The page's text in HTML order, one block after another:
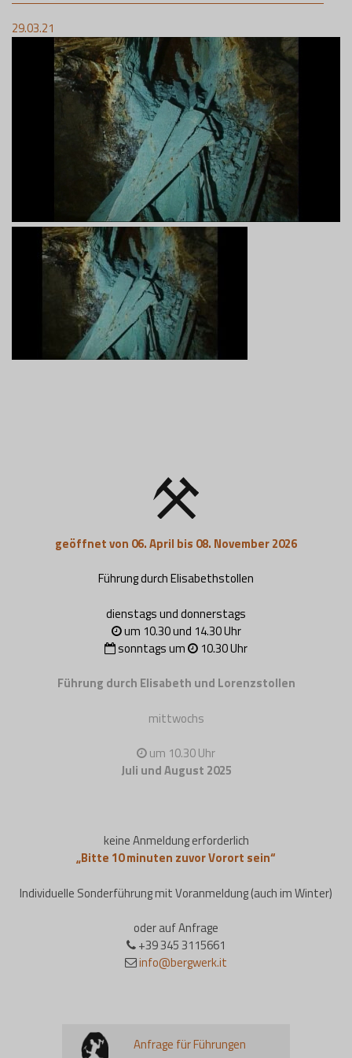
29.03.21
geöffnet von 06. April bis 08. November 2026
Führung durch Elisabethstollen
dienstags und donnerstags
um 10.30 und 14.30 Uhr
sonntags um
10.30 Uhr
Führung durch Elisabeth und Lorenzstollen
mittwochs
um 10.30 Uhr
Juli und August 2025
keine Anmeldung erforderlich
„Bitte 10 minuten zuvor Vorort sein“
Individuelle Sonderführung mit Voranmeldung (auch im Winter)
oder auf Anfrage
+39 345 3115661
info@bergwerk.it
Anfrage für Führungen